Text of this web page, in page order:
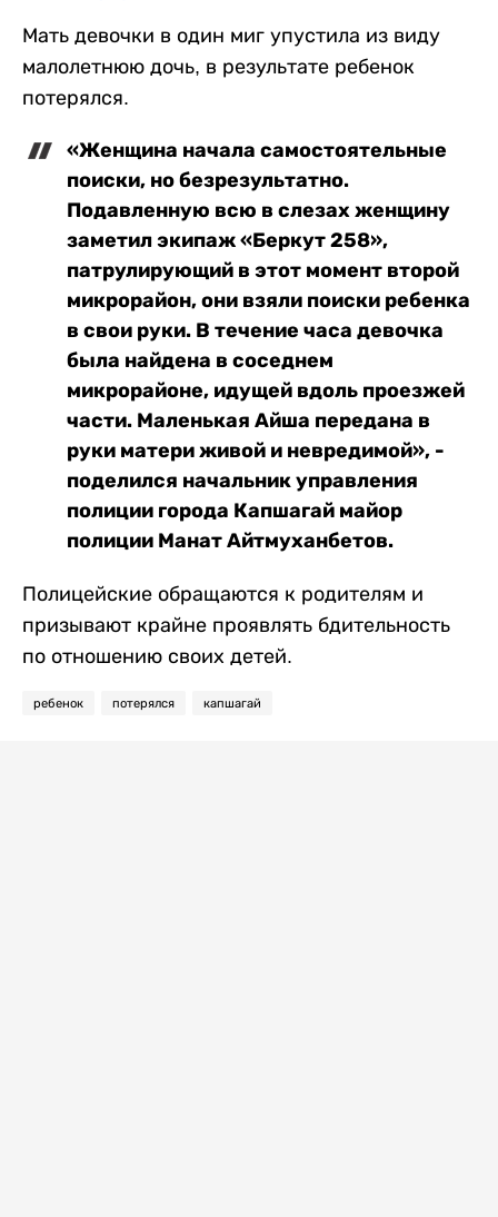
Мать девочки в один миг упустила из виду
малолетнюю дочь, в результате ребенок
потерялся.
«Женщина начала самостоятельные
поиски, но безрезультатно.
Подавленную всю в слезах женщину
заметил экипаж «Беркут 258»,
патрулирующий в этот момент второй
микрорайон, они взяли поиски ребенка
в свои руки. В течение часа девочка
была найдена в соседнем
микрорайоне, идущей вдоль проезжей
части. Маленькая Айша передана в
руки матери живой и невредимой», -
поделился начальник управления
полиции города Капшагай майор
полиции Манат Айтмуханбетов.
Полицейские обращаются к родителям и
призывают крайне проявлять бдительность
по отношению своих детей.
ребенок потерялся капшагай